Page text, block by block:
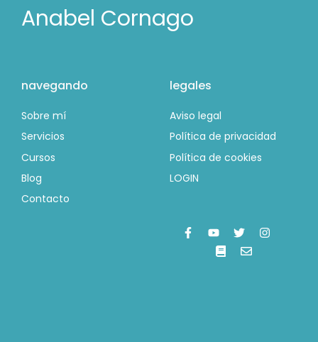
Anabel Cornago
navegando
Sobre mí
Servicios
Cursos
Blog
Contacto
legales
Aviso legal
Política de privacidad
Política de cookies
LOGIN